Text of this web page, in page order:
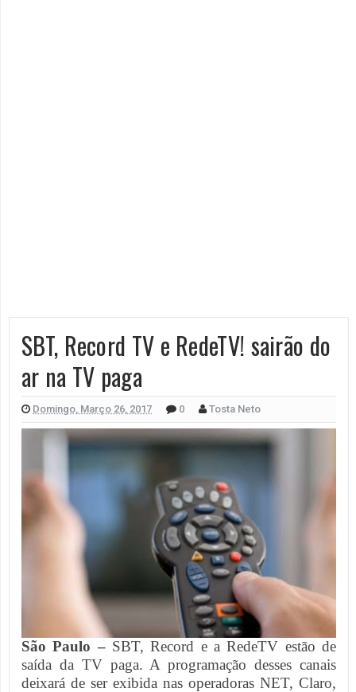
SBT, Record TV e RedeTV! sairão do
ar na TV paga
Domingo, Março 26, 2017 0 Tosta Neto
São Paulo –SBT, Record e a RedeTV estão de
saída da TV paga. A programação desses canais
deixará de ser exibida nas operadoras NET, Claro,